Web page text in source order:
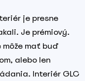
je presne
Je prémiový.
môže mať buď
alebo len
Interiér GLC